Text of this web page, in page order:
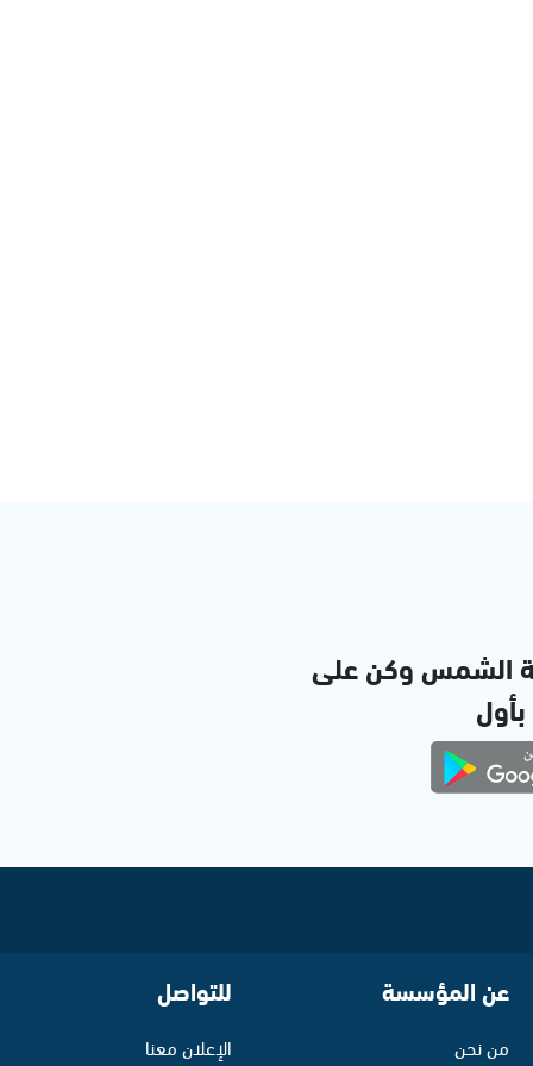
الشمس وكن على
بأول
عن المؤسسة
من نحن
للتواصل
الإعلان معنا